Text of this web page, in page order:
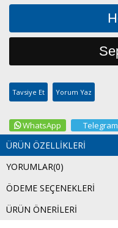
Tavsiye Et Yorum Yaz
WhatsApp Telegram
ÜRÜN ÖZELLIKLERI
YORUMLAR(0)
ÖDEME SEÇENEKLERI
ÜRÜN ÖNERILERI